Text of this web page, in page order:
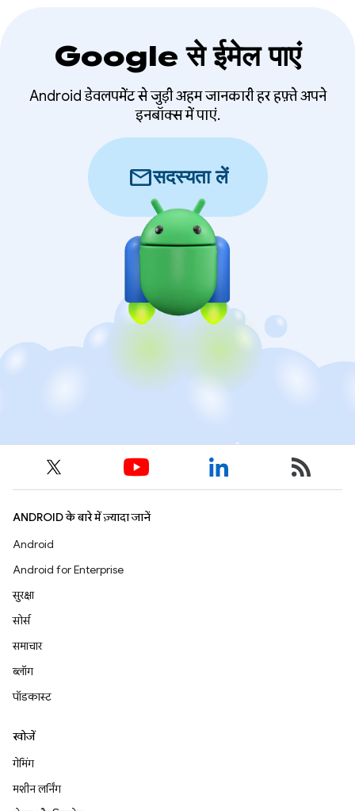
Google से ईमेल पाएं
Android डेवलपमेंट से जुड़ी अहम जानकारी हर हफ़्ते अपने
इनबॉक्स में पाएं.
mailसदस्यता लें
ANDROID के बारे में ज़्यादा जानें
Android
Android for Enterprise
सुरक्षा
सोर्स
समाचार
ब्लॉग
पॉडकास्ट
खोजें
गेमिंग
मशीन लर्निंग